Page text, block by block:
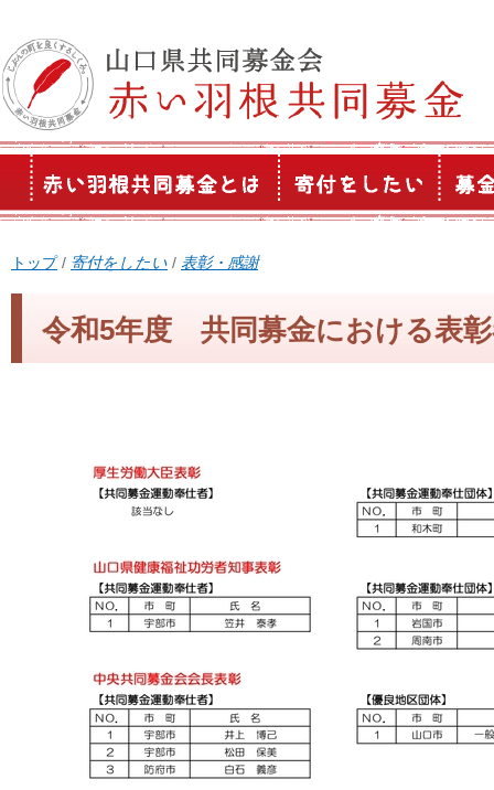
現
在
トップ/ 寄付をしたい / 表彰・感謝
令和5年度 共同募金における表